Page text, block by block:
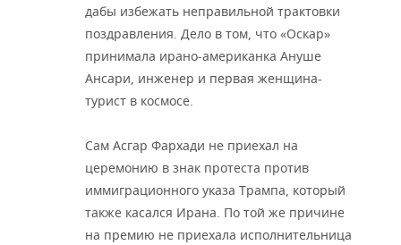
дабы избежать неправильной трактовки
поздравления. Дело в том, что «Оскар»
принимала ирано-американка Ануше
Ансари, инженер и первая женщина-
турист в космосе.
Сам Асгар Фархади не приехал на
церемонию в знак протеста против
иммиграционного указа Трампа, который
также касался Ирана. По той же причине
на премию не приехала исполнительница